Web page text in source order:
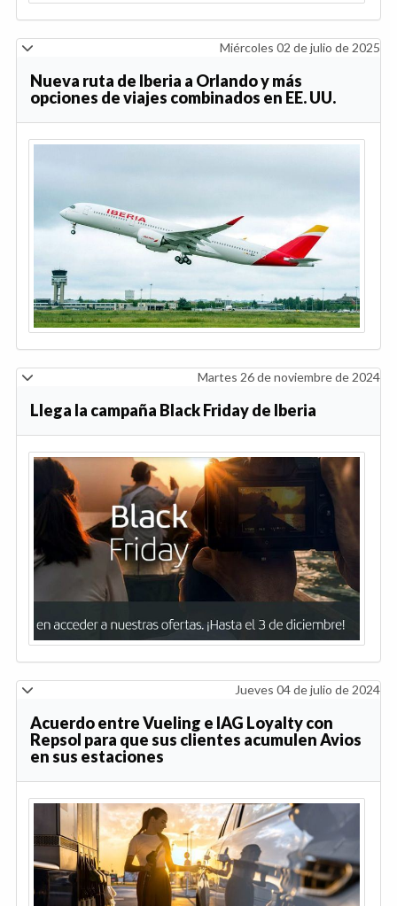
Miércoles 02 de julio de 2025
Nueva ruta de Iberia a Orlando y más
opciones de viajes combinados en EE. UU.
Martes 26 de noviembre de 2024
Llega la campaña Black Friday de Iberia
Jueves 04 de julio de 2024
Acuerdo entre Vueling e IAG Loyalty con
Repsol para que sus clientes acumulen Avios
en sus estaciones